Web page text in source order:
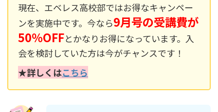
現在、エベレス高校部ではお得なキャンペー
ンを実施中です。今なら9月号の受講費が
50％OFFとかなりお得になっています。入
会を検討していた方は今がチャンスです！
★詳しくはこちら